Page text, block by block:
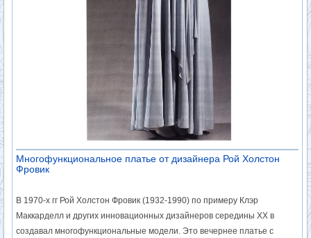
Многофункциональное платье от дизайнера Рой Холстон
Фровик
В 1970-х гг Рой Холстон Фровик (1932-1990) по примеру Клэр
Маккарделл и других инновационных дизайнеров середины XX в
создавал многофункциональные модели. Это вечернее платье с